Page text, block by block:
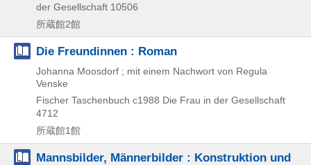
der Gesellschaft 10506
所蔵館2館
Die Freundinnen : Roman
Johanna Moosdorf ; mit einem Nachwort von Regula
Venske
Fischer Taschenbuch c1988 Die Frau in der Gesellschaft
4712
所蔵館1館
Mannsbilder, Männerbilder : Konstruktion und